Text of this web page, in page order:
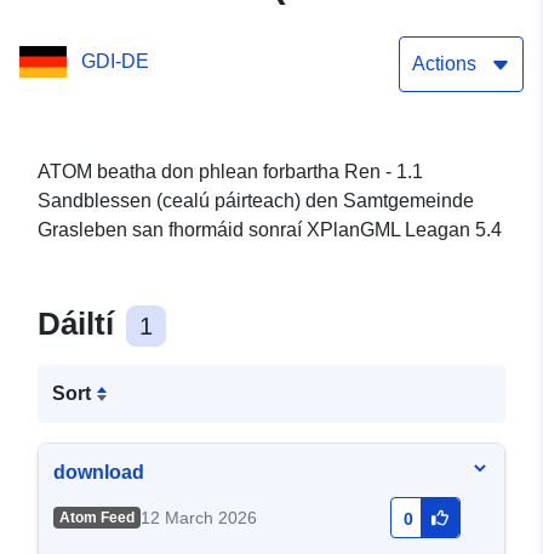
Samtgemeinde Grasleben
GDI-DE Actions
ATOM beatha don phlean forbartha Ren - 1.1
Sandblessen (cealú páirteach) den Samtgemeinde
Grasleben san fhormáid sonraí XPlanGML Leagan 5.4
Dáiltí 1
Sort
download
Atom Feed 12 March 2026 0